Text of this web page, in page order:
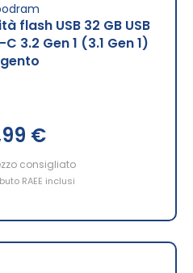
flash USB 32 GB USB
3.2 Gen 1 (3.1 Gen 1)
€
consigliato
RAEE inclusi